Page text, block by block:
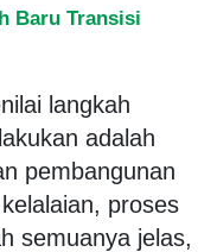
Baru Transisi
langkah
adalah
pembangunan
proses
semuanya jelas,